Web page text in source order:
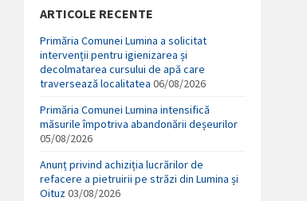
ARTICOLE RECENTE
Primăria Comunei Lumina a solicitat
intervenții pentru igienizarea și
decolmatarea cursului de apă care
traversează localitatea 06/08/2026
Primăria Comunei Lumina intensifică
măsurile împotriva abandonării deșeurilor
05/08/2026
Anunț privind achiziția lucrărilor de
refacere a pietruirii pe străzi din Lumina și
Oituz 03/08/2026